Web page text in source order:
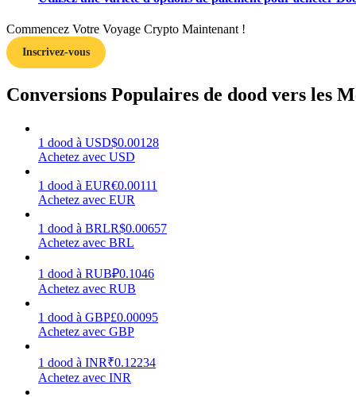
Guide
Stratégies de trading
Apprenez à rester rentable
Commencez Votre Voyage Crypto Maintenant !
Inscrivez-vous
Conversions Populaires de dood vers les
1 dood à USD$0.00128
Achetez avec USD
1 dood à EUR€0.00111
Achetez avec EUR
1 dood à BRLR$0.00657
Achetez avec BRL
1 dood à RUB₽0.1046
Achetez avec RUB
1 dood à GBP£0.00095
Achetez avec GBP
1 dood à INR₹0.12234
Achetez avec INR